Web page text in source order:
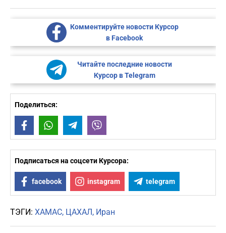
Комментируйте новости Курсор
в Facebook
Читайте последние новости
Курсор в Telegram
Поделиться:
FacebookWhatsAppTelegram
Подписаться на соцсети Курсора:
facebook instagram telegram
ТЭГИ: ХАМАС ЦАХАЛ Иран